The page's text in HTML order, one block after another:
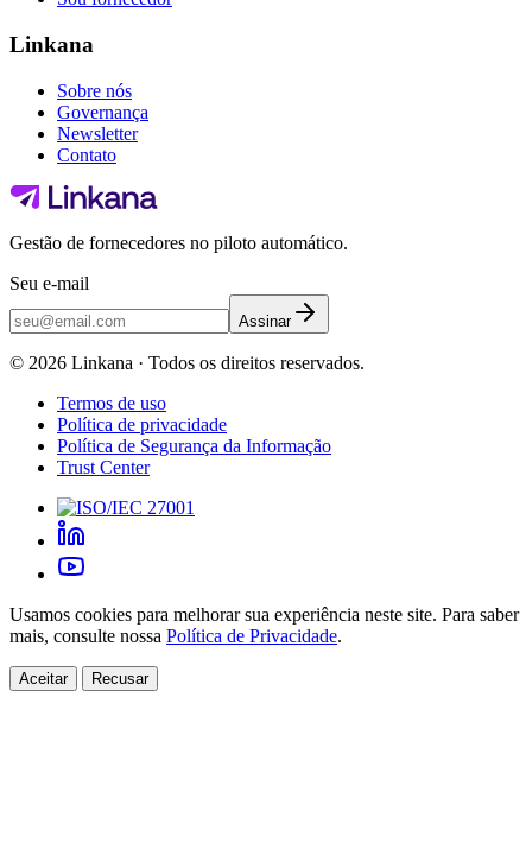
Linkana
Sobre nós
Governança
Newsletter
Contato
Gestão de fornecedores no piloto automático.
Seu e-mail
Assinar
© 2026 Linkana · Todos os direitos reservados.
Termos de uso
Política de privacidade
Política de Segurança da Informação
Trust Center
Usamos cookies para melhorar sua experiência neste site. Para saber
mais, consulte nossa Política de Privacidade.
Aceitar Recusar